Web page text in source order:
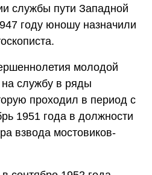
службы пути Западной
году юношу назначили
молодой
службу в ряды
проходил в период с
1951 года в должности
взвода мостовиков-